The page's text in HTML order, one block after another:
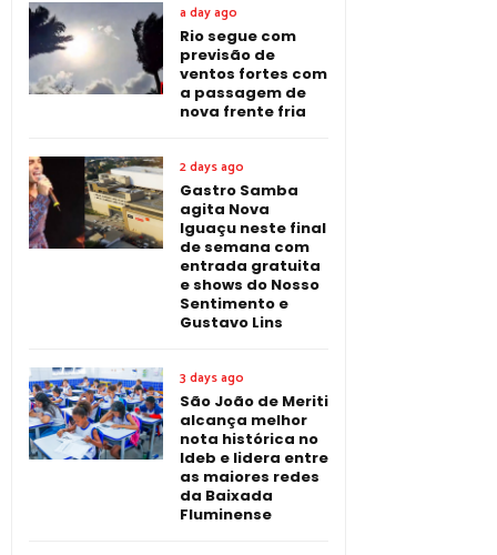
a day ago
Rio segue com
previsão de
ventos fortes com
a passagem de
nova frente fria
2 days ago
Gastro Samba
agita Nova
Iguaçu neste final
de semana com
entrada gratuita
e shows do Nosso
Sentimento e
Gustavo Lins
3 days ago
São João de Meriti
alcança melhor
nota histórica no
Ideb e lidera entre
as maiores redes
da Baixada
Fluminense